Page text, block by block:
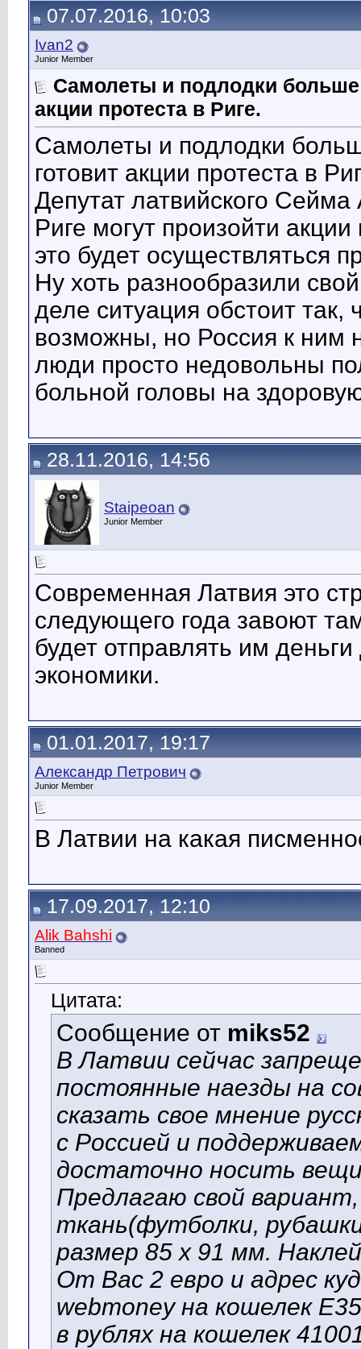
07.07.2016, 10:03
Ivan2
Junior Member
Самолеты и подлодки больше
акции протеста в Риге.
Самолеты и подлодки
готовит акции протеста в
Депутат латвийского
Риге могут произойти
это будет осуществляться
Ну хоть разнообразили
деле ситуация обстоит так,
возможны, но Россия к ним
люди просто недовольны
больной головы на
28.11.2016, 14:56
Staipeoan
Junior Member
Современная Латвия это
следующего года завоют
будет отправлять им
экономики.
01.01.2017, 19:17
Александр Петрович
Junior Member
В Латвии на какая
17.09.2017, 12:10
Alik Bahshi
Banned
Цитата:
Сообщение от miks52
В Латвии сейчас
постоянные наезды на
сказать свое мнение
с Россией и
достаточно носить
Предлагаю свой
ткань(футболки,
размер 85 х 91 мм.
От Вас 2 евро и адрес
webmoney на кошелек
в рублях на кошелек